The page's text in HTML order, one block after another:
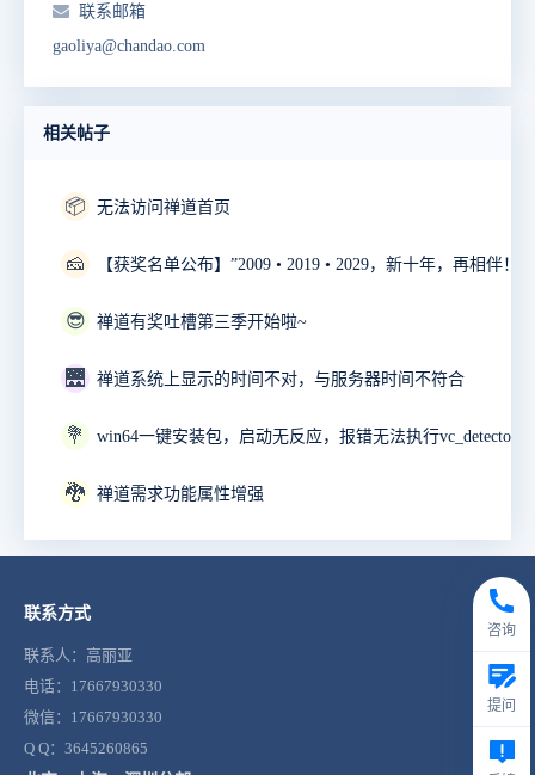
联系邮箱
gaoliya@chandao.com
相关帖子
📦 无法访问禅道首页
🧀
😎 禅道有奖吐槽第三季开始啦~
🌉 禅道系统上显示的时间不对，与服务器时间不符合
💐
🐉 禅道需求功能属性增强
联系方式
联系人：高丽亚
电话：17667930330
微信：17667930330
Q Q：3645260865
咨询
提问